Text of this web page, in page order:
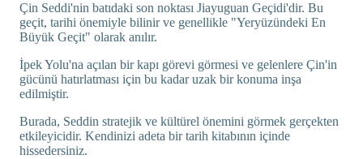
Çin Seddi'nin batıdaki son noktası Jiayuguan Geçidi'dir. Bu
geçit, tarihi önemiyle bilinir ve genellikle "Yeryüzündeki En
Büyük Geçit" olarak anılır.
İpek Yolu'na açılan bir kapı görevi görmesi ve gelenlere Çin'in
gücünü hatırlatması için bu kadar uzak bir konuma inşa
edilmiştir.
Burada, Seddin stratejik ve kültürel önemini görmek gerçekten
etkileyicidir. Kendinizi adeta bir tarih kitabının içinde
hissedersiniz.